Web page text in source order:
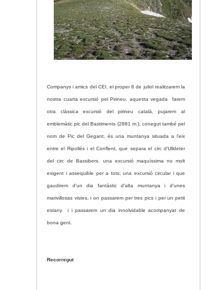
Companys i amics del CEI, el proper 8 de juliol realitzarem la
nostra cuarta excursió pel Pirineu, aquesta vegada farem
otra clàssica excursió del pirineu català, pujarem al
emblemàtic pic del Bastiments (2881 m.), conegut també pel
nom de Pic del Gegant, és una muntanya situada a l'eix
entre el Ripollès i el Conflent, que separa el circ d'Ulldeter
del circ de Bassibers una excursió maquíssima no molt
exigent i assequible per a tots; una excursió circular i que
gaudirem d'un dia fantàstic d'alta muntanya i d'unes
marivillosas vistes, i on passarem per tres pics i per un petit
estany i i passarem un dia innolvidable acompanyat de
bona gent.
Recorregut